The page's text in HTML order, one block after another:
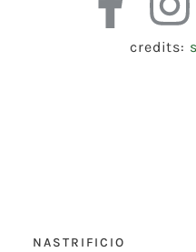
credits:
NASTRIFICIO